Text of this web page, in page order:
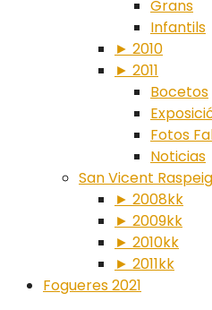
Grans
Infantils
► 2010
► 2011
Bocetos
Fotos
Noticias
San Vicent Raspeig
► 2008kk
► 2009kk
► 2010kk
► 2011kk
Fogueres 2021